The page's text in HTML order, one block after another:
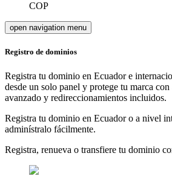
COP
open navigation menu
Registro de dominios
Registra tu dominio en Ecuador e
desde un solo panel y protege tu marca
avanzado y redireccionamientos incluidos.
Registra tu dominio en Ecuador o a nivel
adminístralo fácilmente.
Registra, renueva o transfiere tu dominio